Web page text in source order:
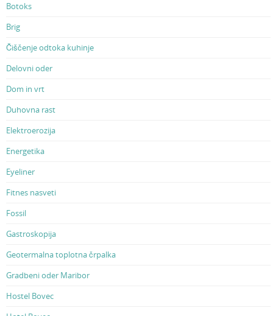
Botoks
Brig
Čiščenje odtoka kuhinje
Delovni oder
Dom in vrt
Duhovna rast
Elektroerozija
Energetika
Eyeliner
Fitnes nasveti
Fossil
Gastroskopija
Geotermalna toplotna črpalka
Gradbeni oder Maribor
Hostel Bovec